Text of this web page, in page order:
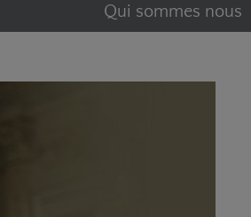
Qui sommes nous